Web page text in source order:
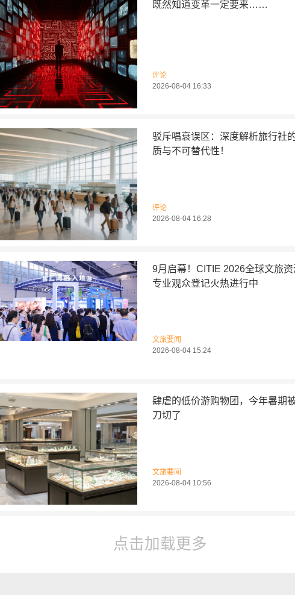
既然知道变革一定要来……
评论
2026-08-04 16:33
驳斥唱衰误区：深度解析旅行社
质与不可替代性！
评论
2026-08-04 16:28
9月启幕！CITIE 2026全球文旅
专业观众登记火热进行中
文旅要闻
2026-08-04 15:24
肆虐的低价游购物团，今年暑期
刀切了
文旅要闻
2026-08-04 10:56
点击加载更多